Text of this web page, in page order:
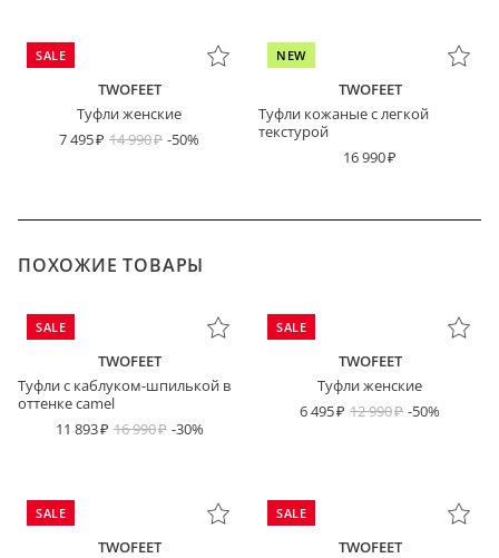
SALE
TWOFEET
Туфли женские
7 495
14 990 -50%
NEW
TWOFEET
Туфли кожаные с легкой
текстурой
16 990
ПОХОЖИЕ ТОВАРЫ
SALE
TWOFEET
Туфли с каблуком-шпилькой в
оттенке camel
11 893
16 990 -30%
SALE
TWOFEET
Туфли женские
6 495
12 990 -50%
SALE
TWOFEET
SALE
TWOFEET